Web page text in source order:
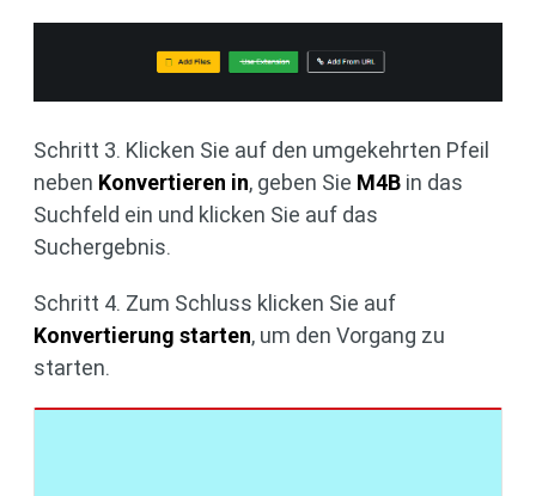
Schritt 3. Klicken Sie auf den umgekehrten Pfeil
neben Konvertieren in, geben Sie M4B in das
Suchfeld ein und klicken Sie auf das
Suchergebnis.
Schritt 4. Zum Schluss klicken Sie auf
Konvertierung starten, um den Vorgang zu
starten.